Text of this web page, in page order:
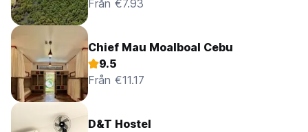
Från €7.93
Chief Mau Moalboal Cebu
9.5
Från €11.17
D&T Hostel